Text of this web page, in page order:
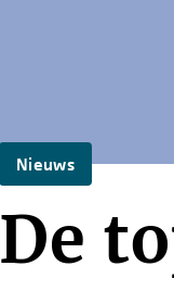
Nieuws
De